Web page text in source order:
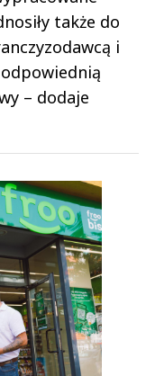
także do
i
– dodaje